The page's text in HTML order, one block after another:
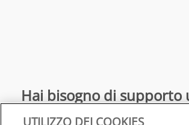
Hai bisogno di supporto
UTILIZZO DEI COOKIES